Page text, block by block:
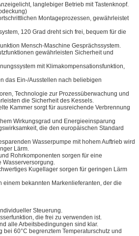
langlebiger Betrieb mit Tastenknopf.
Montageprozessen, gewährleistet
120 Grad dreht sich frei, bequem für die
Mensch-Maschine Gesprächssystem.
gewährleisten Sicherheit und
mit Klimakompensationsfunktion,
das Ein-/Ausstellen nach beliebigen
Technologie zur Prozessüberwachung und
die Sicherheit des Kessels.
Kammer sorgt für ausreichende Verbrennung
Wirkungsgrad und Energieeinsparung
die den europäischen Standard
Wasserpumpe mit hohem Auftrieb wird
Lärm.
Rohrkomponenten sorgen für eine
Wasserversorgung.
Kugellager sorgen für geringen Lärm
einem bekannten Markenlieferanten, der die
Steuerung.
die frei zu verwenden ist.
alle Arbeitsbedingungen sind klar.
60°C begrenztem Temperaturschutz und